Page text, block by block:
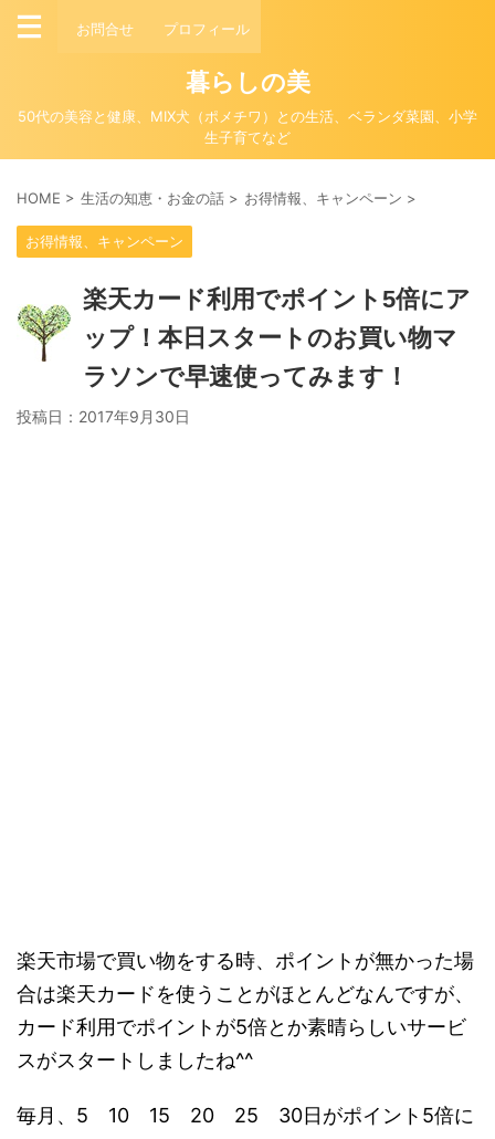
お問合せ プロフィール
暮らしの美
50代の美容と健康、MIX犬（ポメチワ）との生活、ベランダ菜園、小学
生子育てなど
HOME > 生活の知恵・お金の話 > お得情報、キャンペーン >
お得情報、キャンペーン
楽天カード利用でポイント5倍にア
ップ！本日スタートのお買い物マ
ラソンで早速使ってみます！
投稿日： 2017年9月30日
楽天市場で買い物をする時、ポイントが無かった場
合は楽天カードを使うことがほとんどなんですが、
カード利用でポイントが5倍とか素晴らしいサービ
スがスタートしましたね^^
毎月、5 10 15 20 25 30日がポイント5倍に